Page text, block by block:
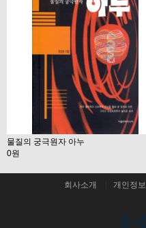
물질의 궁극원자 아누
0원
회사소개 개인정보